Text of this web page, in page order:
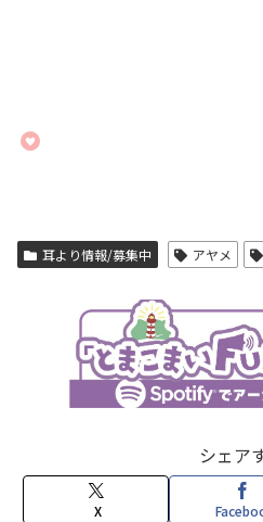
耳より情報/募集中 アヤメ
シェア
X